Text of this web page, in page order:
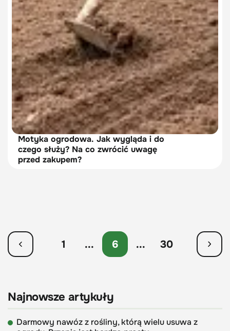
Motyka ogrodowa. Jak wygląda i do
czego służy? Na co zwrócić uwagę
przed zakupem?
1 ... 6 ... 30
Najnowsze artykuły
Darmowy nawóz z rośliny, którą wielu usuwa z